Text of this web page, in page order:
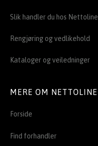
Slik handler du hos Nettoline
Rengjøring og vedlikehold
Kataloger og veiledninger
MERE OM NETTOLINE
Forside
Find forhandler